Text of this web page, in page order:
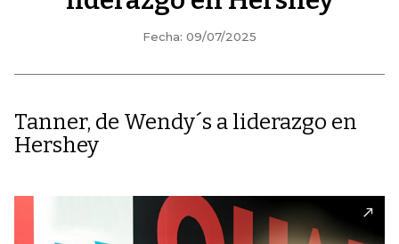
Fecha: 09/07/2025
Tanner, de Wendy´s a liderazgo en
Hershey